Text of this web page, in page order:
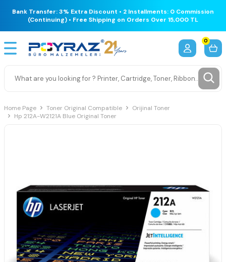
Bank Transfer: 3% Extra Discount • 2 Installments: 0 Commission
(Continuing) • Free Shipping on Orders Over 15,000 TL
0
Home Page Toner Original Compatible
Orijinal Toner
Hp 212A-W2121A Blue Original Toner